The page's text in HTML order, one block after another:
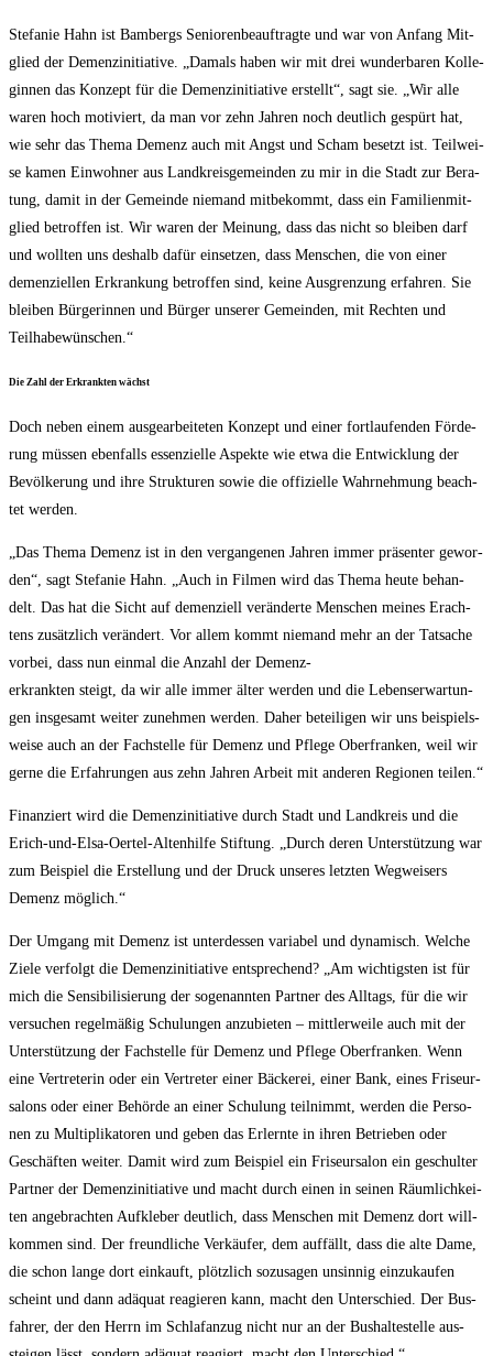
Ste­fa­nie Hahn ist Bam­bergs Senio­ren­be­auf­trag­te und war von Anfang Mit­
glied der Demenz­in­itia­ti­ve. „Damals haben wir mit drei wun­der­ba­ren Kol­le­
gin­nen das Kon­zept für die Demenz­in­itia­ti­ve erstellt“, sagt sie. „Wir alle
waren hoch moti­viert, da man vor zehn Jah­ren noch deut­lich gespürt hat,
wie sehr das The­ma Demenz auch mit Angst und Scham besetzt ist. Teil­wei­
se kamen Ein­woh­ner aus Land­kreis­ge­mein­den zu mir in die Stadt zur Bera­
tung, damit in der Gemein­de nie­mand mit­be­kommt, dass ein Fami­li­en­mit­
glied betrof­fen ist. Wir waren der Mei­nung, dass das nicht so blei­ben darf
und woll­ten uns des­halb dafür ein­set­zen, dass Men­schen, die von einer
demen­zi­el­len Erkran­kung betrof­fen sind, kei­ne Aus­gren­zung erfah­ren. Sie
blei­ben Bür­ge­rin­nen und Bür­ger unse­rer Gemein­den, mit Rech­ten und
Teilhabewünschen.“
Die Zahl der Erkrank­ten wächst
Doch neben einem aus­ge­ar­bei­te­ten Kon­zept und einer fort­lau­fen­den För­de­
rung müs­sen eben­falls essen­zi­el­le Aspek­te wie etwa die Ent­wick­lung der
Bevöl­ke­rung und ihre Struk­tu­ren sowie die offi­zi­el­le Wahr­neh­mung beach­
tet werden.
„Das The­ma Demenz ist in den ver­gan­ge­nen Jah­ren immer prä­sen­ter gewor­
den“, sagt Ste­fa­nie Hahn. „Auch in Fil­men wird das The­ma heu­te behan­
delt. Das hat die Sicht auf demen­zi­ell ver­än­der­te Men­schen mei­nes Erach­
tens zusätz­lich ver­än­dert. Vor allem kommt nie­mand mehr an der Tat­sa­che
vor­bei, dass nun ein­mal die Anzahl der Demenz-
erkrank­ten steigt, da wir alle immer älter wer­den und die Lebens­er­war­tun­
gen ins­ge­samt wei­ter zuneh­men wer­den. Daher betei­li­gen wir uns bei­spiels­
wei­se auch an der Fach­stel­le für Demenz und Pfle­ge Ober­fran­ken, weil wir
ger­ne die Erfah­run­gen aus zehn Jah­ren Arbeit mit ande­ren Regio­nen teilen.“
Finan­ziert wird die Demenz­in­itia­ti­ve durch Stadt und Land­kreis und die
Erich-und-Elsa-Oer­tel-Alten­hil­fe Stif­tung. „Durch deren Unter­stüt­zung war
zum Bei­spiel die Erstel­lung und der Druck unse­res letz­ten Weg­wei­sers
Demenz möglich.“
Der Umgang mit Demenz ist unter­des­sen varia­bel und dyna­misch. Wel­che
Zie­le ver­folgt die Demenz­in­itia­ti­ve ent­spre­chend? „Am wich­tigs­ten ist für
mich die Sen­si­bi­li­sie­rung der soge­nann­ten Part­ner des All­tags, für die wir
ver­su­chen regel­mä­ßig Schu­lun­gen anzu­bie­ten – mitt­ler­wei­le auch mit der
Unter­stüt­zung der Fach­stel­le für Demenz und Pfle­ge Ober­fran­ken. Wenn
eine Ver­tre­te­rin oder ein Ver­tre­ter einer Bäcke­rei, einer Bank, eines Fri­seur­
sa­lons oder einer Behör­de an einer Schu­lung teil­nimmt, wer­den die Per­so­
nen zu Mul­ti­pli­ka­to­ren und geben das Erlern­te in ihren Betrie­ben oder
Geschäf­ten wei­ter. Damit wird zum Bei­spiel ein Fri­seur­sa­lon ein geschul­ter
Part­ner der Demenz­in­itia­ti­ve und macht durch einen in sei­nen Räum­lich­kei­
ten ange­brach­ten Auf­kle­ber deut­lich, dass Men­schen mit Demenz dort will­
kom­men sind. Der freund­li­che Ver­käu­fer, dem auf­fällt, dass die alte Dame,
die schon lan­ge dort ein­kauft, plötz­lich sozu­sa­gen unsin­nig ein­zu­kau­fen
scheint und dann adäquat reagie­ren kann, macht den Unter­schied. Der Bus­
fah­rer, der den Herrn im Schlaf­an­zug nicht nur an der Bus­hal­te­stel­le aus­